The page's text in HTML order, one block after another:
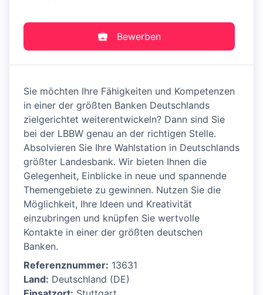
Bewerben
Sie möchten Ihre Fähigkeiten und Kompetenzen
in einer der größten Banken Deutschlands
zielgerichtet weiterentwickeln? Dann sind Sie
bei der LBBW genau an der richtigen Stelle.
Absolvieren Sie Ihre Wahlstation in Deutschlands
größter Landesbank. Wir bieten Ihnen die
Gelegenheit, Einblicke in neue und spannende
Themengebiete zu gewinnen. Nutzen Sie die
Möglichkeit, Ihre Ideen und Kreativität
einzubringen und knüpfen Sie wertvolle
Kontakte in einer der größten deutschen
Banken.
Referenznummer: 13631
Land: Deutschland (DE)